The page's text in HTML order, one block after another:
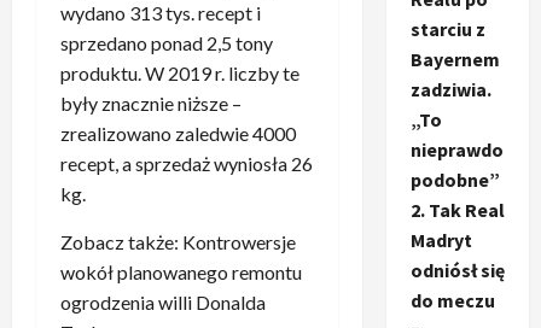
wydano 313 tys. recept i
sprzedano ponad 2,5 tony
produktu. W 2019 r. liczby te
były znacznie niższe –
zrealizowano zaledwie 4000
recept, a sprzedaż wyniosła 26
kg.
Zobacz także: Kontrowersje
wokół planowanego remontu
ogrodzenia willi Donalda
starciu z
Bayernem
zadziwia.
„To
nieprawdo
podobne”
2. Tak Real
Madryt
odniósł się
do meczu